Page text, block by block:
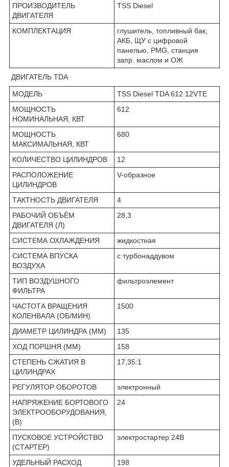
ПРОИЗВОДИТЕЛЬ
ДВИГАТЕЛЯ
TSS Diesel
КОМПЛЕКТАЦИЯ
глушитель, топливный бак,
АКБ, ЩУ с цифровой
панелью, PMG, станция
запр. маслом и ОЖ
ДВИГАТЕЛЬ TDA
МОДЕЛЬ
TSS Diesel TDA 612 12VTE
МОЩНОСТЬ
НОМИНАЛЬНАЯ, КВТ
612
МОЩНОСТЬ
МАКСИМАЛЬНАЯ, КВТ
680
КОЛИЧЕСТВО ЦИЛИНДРОВ
12
РАСПОЛОЖЕНИЕ
ЦИЛИНДРОВ
V-образное
ТАКТНОСТЬ ДВИГАТЕЛЯ
4
РАБОЧИЙ ОБЪЁМ
ДВИГАТЕЛЯ (Л)
28,3
СИСТЕМА ОХЛАЖДЕНИЯ
жидкостная
СИСТЕМА ВПУСКА
ВОЗДУХА
с турбонаддувом
ТИП ВОЗДУШНОГО
ФИЛЬТРА
фильтроэлемент
ЧАСТОТА ВРАЩЕНИЯ
КОЛЕНВАЛА (ОБ/МИН)
1500
ДИАМЕТР ЦИЛИНДРА (ММ)
135
ХОД ПОРШНЯ (ММ)
158
СТЕПЕНЬ СЖАТИЯ В
ЦИЛИНДРАХ
17,35:1
РЕГУЛЯТОР ОБОРОТОВ
электронный
НАПРЯЖЕНИЕ БОРТОВОГО
ЭЛЕКТРООБОРУДОВАНИЯ,
(В)
24
ПУСКОВОЕ УСТРОЙСТВО
(СТАРТЕР)
электростартер 24В
УДЕЛЬНЫЙ РАСХОД
198